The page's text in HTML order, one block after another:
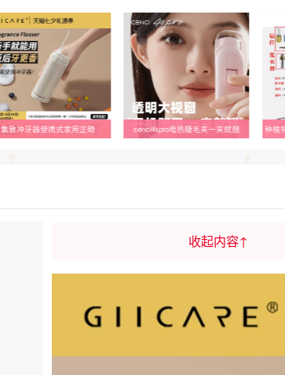
集致冲牙器便携式家用正畸 cenci4spro电热睫毛夹一夹就翘
收起内容↑